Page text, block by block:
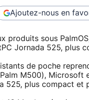
Ajoutez-nous en
produits sous
Jornada 525, plus
de poche
Palm M500),
525, plus compact et